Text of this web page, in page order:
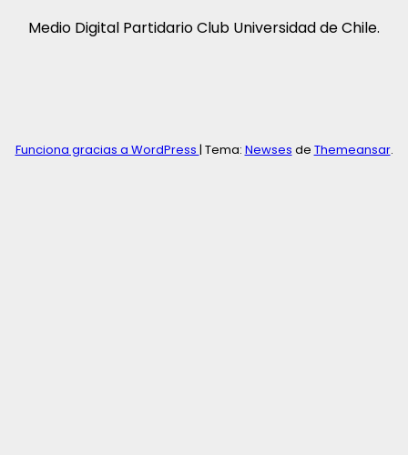
Medio Digital Partidario Club Universidad de Chile.
Funciona gracias a WordPress | Tema: Newses de Themeansar.